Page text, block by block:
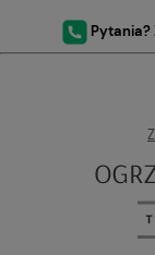
Pytania?